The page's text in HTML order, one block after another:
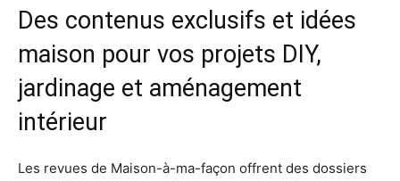
Des contenus exclusifs et idées
maison pour vos projets DIY,
jardinage et aménagement
intérieur
Les revues de Maison-à-ma-façon offrent des dossiers